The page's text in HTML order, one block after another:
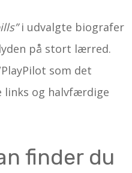
i udvalgte biografer
på stort lærred.
som det
links og halvfærdige
finder du